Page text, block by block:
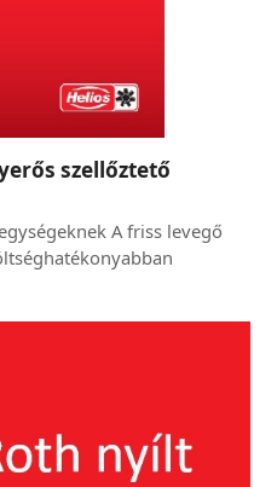
szellőztető
A friss levegő